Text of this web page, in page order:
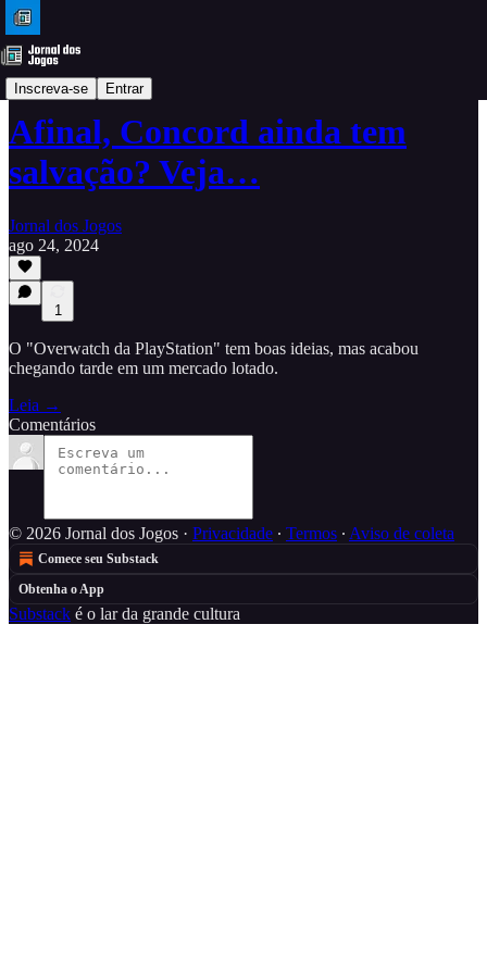
Inscreva-se Entrar
Análises
Afinal, Concord ainda tem
salvação? Veja…
Jornal dos Jogos
ago 24, 2024
1
O "Overwatch da PlayStation" tem boas ideias, mas acabou
chegando tarde em um mercado lotado.
Leia →
Comentários
© 2026 Jornal dos Jogos · Privacidade ∙ Termos ∙ Aviso de coleta
Comece seu Substack
Obtenha o App
Substack é o lar da grande cultura